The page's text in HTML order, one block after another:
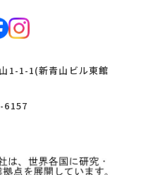
1-1-1(新青山ビル東館
6157